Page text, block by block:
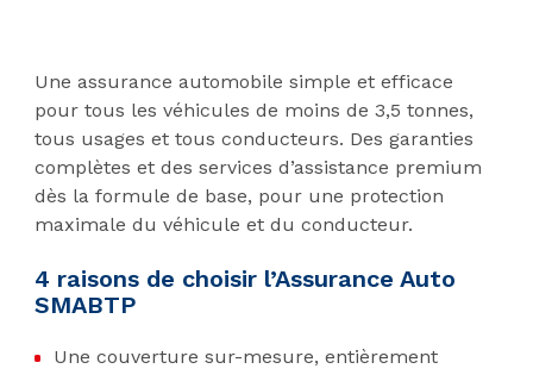
Une assurance automobile simple et efficace
pour tous les véhicules de moins de 3,5 tonnes,
tous usages et tous conducteurs. Des garanties
complètes et des services d’assistance premium
dès la formule de base, pour une protection
maximale du véhicule et du conducteur.
4 raisons de choisir l’Assurance Auto
SMABTP
Une couverture sur-mesure, entièrement